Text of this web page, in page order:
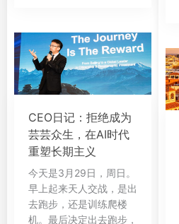
CEO日记：拒绝成为
芸芸众生，在AI时代
重塑长期主义
今天是3月29日，周日。
早上起来天人交战，是出
去跑步，还是训练爬楼
机。最后决定出去跑步，